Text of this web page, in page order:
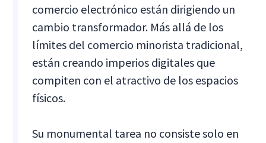
comercio electrónico están dirigiendo un
cambio transformador. Más allá de los
límites del comercio minorista tradicional,
están creando imperios digitales que
compiten con el atractivo de los espacios
físicos.
Su monumental tarea no consiste solo en